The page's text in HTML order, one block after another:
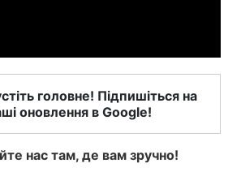
головне! Підпишіться на
оновлення в Google!
нас там, де вам зручно!